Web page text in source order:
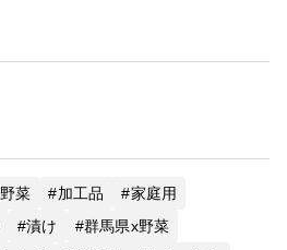
野菜 加工品
家庭用
漬け
群馬県x野菜